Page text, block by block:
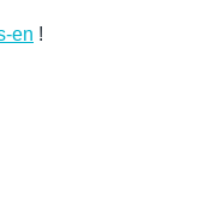
en !